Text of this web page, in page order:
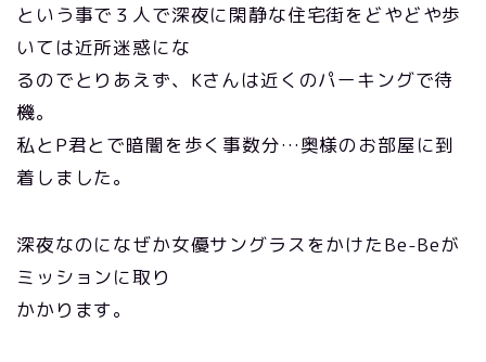
という事で３人で深夜に閑静な住宅街をどやどや歩
いては近所迷惑にな
るのでとりあえず、Kさんは近くのパーキングで待
機。
私とP君とで暗闇を歩く事数分…奥様のお部屋に到
着しました。
深夜なのになぜか女優サングラスをかけたBe-Beが
ミッションに取り
かかります。